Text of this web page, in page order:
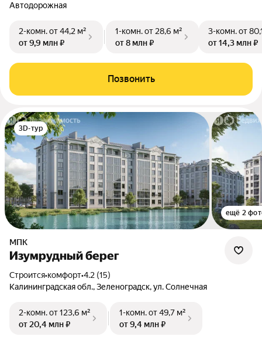
Автодорожная
2-комн.от 44,2 м²
от 9,9 млн ₽
1-комн.от 28,6 м²
от 8 млн ₽
3-комн.от
от 14,3 млн ₽
Позвонить
3D-тур
ещё 2
МПК
Изумрудный берег
Строится•комфорт•4.2 (15)
Калининградская обл., Зеленоградск, ул. Солнечная
2-комн.от 123,6 м²
от 20,4 млн ₽
1-комн.от 49,7 м²
от 9,4 млн ₽